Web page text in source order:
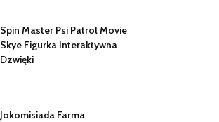
Spin Master Psi Patrol Movie
Skye Figurka Interaktywna
Dzwięki
Jokomisiada Farma